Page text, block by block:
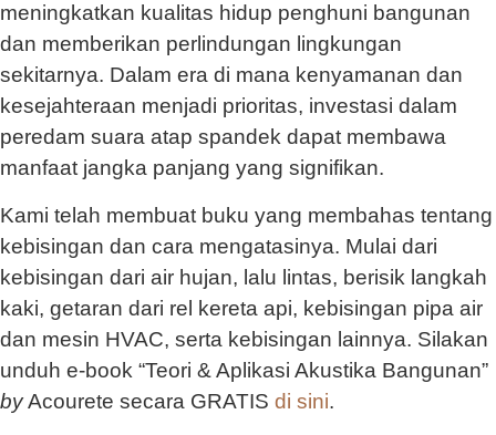
meningkatkan kualitas hidup penghuni bangunan
dan memberikan perlindungan lingkungan
sekitarnya. Dalam era di mana kenyamanan dan
kesejahteraan menjadi prioritas, investasi dalam
peredam suara atap spandek dapat membawa
manfaat jangka panjang yang signifikan.
Kami telah membuat buku yang membahas tentang
kebisingan dan cara mengatasinya. Mulai dari
kebisingan dari air hujan, lalu lintas, berisik langkah
kaki, getaran dari rel kereta api, kebisingan pipa air
dan mesin HVAC, serta kebisingan lainnya. Silakan
unduh e-book “Teori & Aplikasi Akustika Bangunan”
byAcourete secara GRATIS di sini.